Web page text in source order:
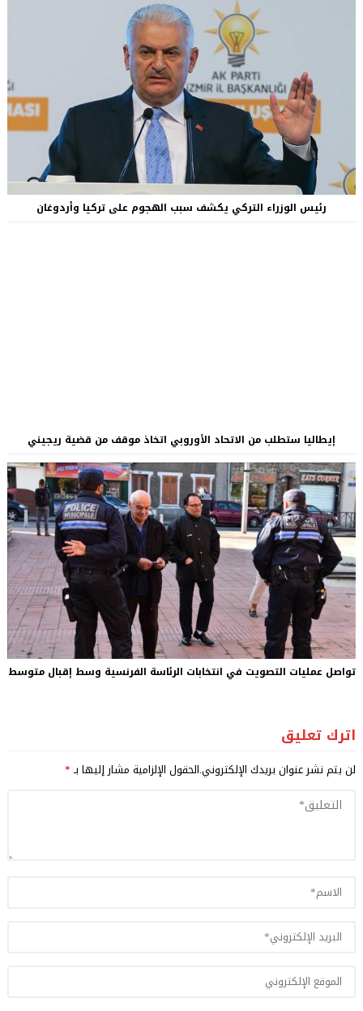
رئيس الوزراء التركي يكشف سبب الهجوم على تركيا وأردوغان
إيطاليا ستطلب من الاتحاد الأوروبي اتخاذ موقف من قضية ريجيني
تواصل عمليات التصويت في انتخابات الرئاسة الفرنسية وسط إقبال متوسط
اترك تعليق
لن يتم نشر عنوان بريدك الإلكتروني.الحقول الإلزامية مشار إليها بـ*